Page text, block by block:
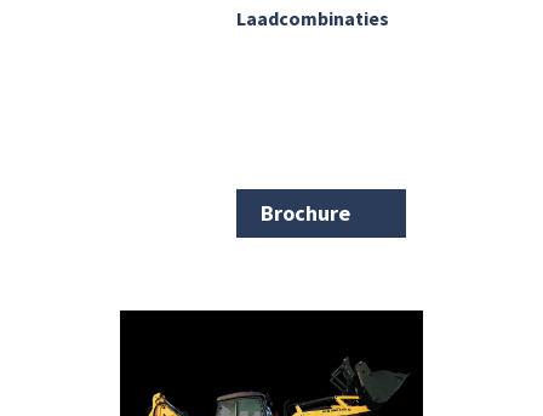
Laadcombinaties
Brochure